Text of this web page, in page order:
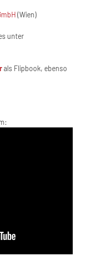
(Wien)
unter
als Flipbook, ebenso